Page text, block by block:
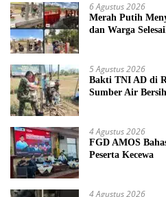
6 Agustus 2026
Merah Putih
dan Warga
5 Agustus 2026
Bakti TNI AD di
Sumber Air
4 Agustus 2026
FGD AMOS
Peserta Kecewa
4 Agustus 2026